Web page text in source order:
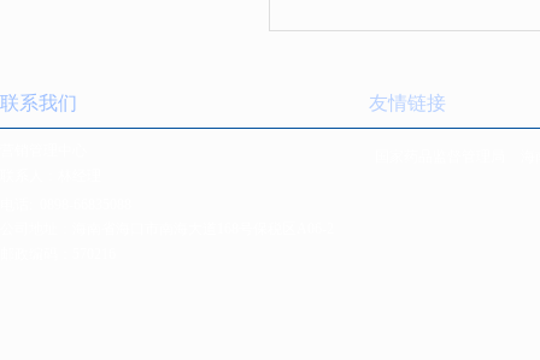
联系我们 友情链接